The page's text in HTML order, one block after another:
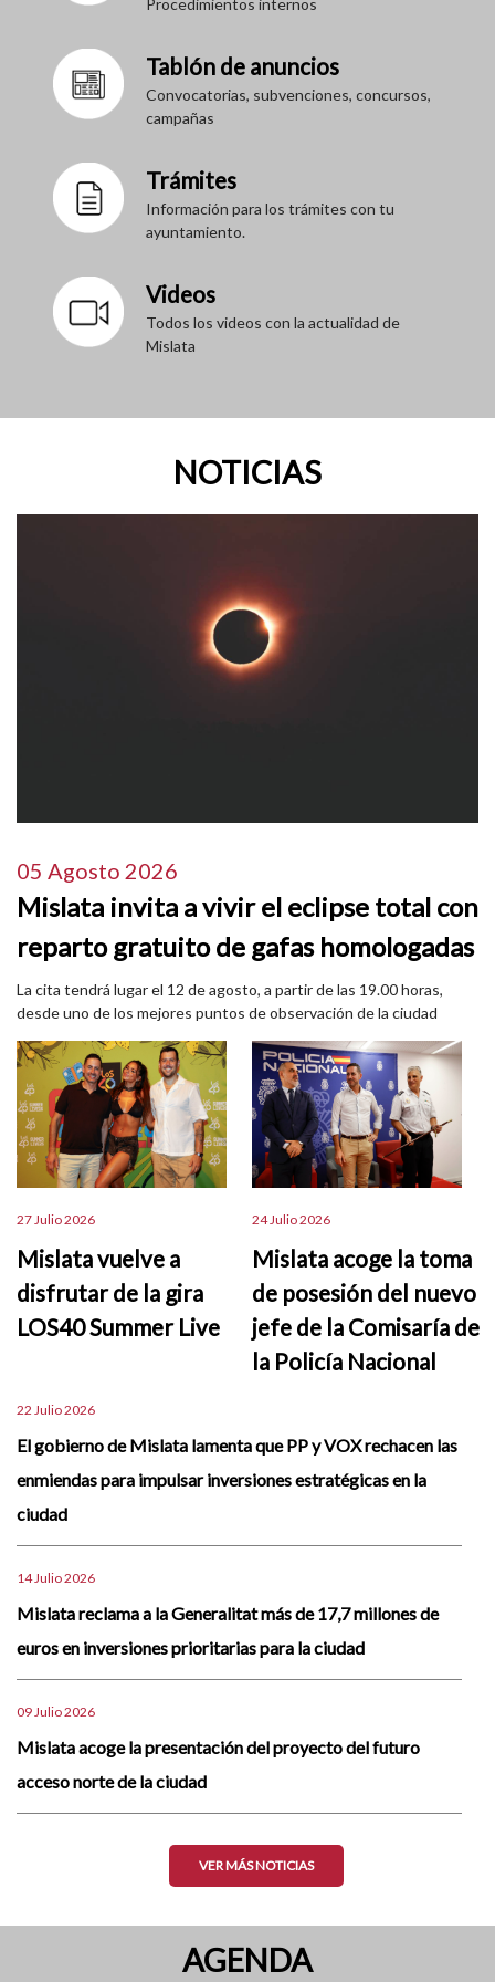
Tablón de anuncios
Convocatorias, subvenciones, concursos,
campañas
Trámites
Información para los trámites con tu
ayuntamiento.
Videos
Todos los videos con la actualidad de
Mislata
NOTICIAS
05 Agosto 2026
Mislata invita a vivir el eclipse total con
reparto gratuito de gafas homologadas
La cita tendrá lugar el 12 de agosto, a partir de las 19.00 horas,
desde uno de los mejores puntos de observación de la ciudad
27 Julio 2026
Mislata vuelve a
disfrutar de la gira
LOS40 Summer Live
24 Julio 2026
Mislata acoge la toma
de posesión del nuevo
jefe de la Comisaría de
la Policía Nacional
22 Julio 2026
El gobierno de Mislata lamenta que PP y VOX rechacen las
enmiendas para impulsar inversiones estratégicas en la
ciudad
14 Julio 2026
Mislata reclama a la Generalitat más de 17,7 millones de
euros en inversiones prioritarias para la ciudad
09 Julio 2026
Mislata acoge la presentación del proyecto del futuro
acceso norte de la ciudad
VER MÁS NOTICIAS
AGENDA